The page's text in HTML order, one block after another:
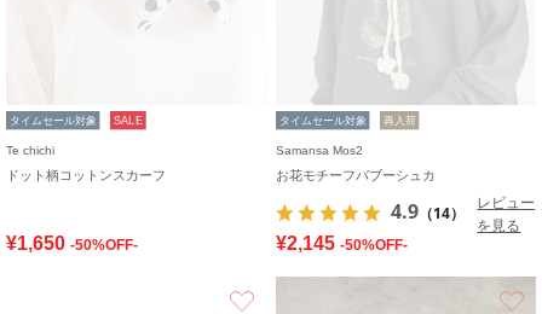
タイムセール対象 SALE
Te chichi
ドット柄コットンスカーフ
¥1,650 -50%OFF-
タイムセール対象 再入荷
Samansa Mos2
お花モチーフバブーシュカ
4.9 （14）
レビュー
を見る
¥2,145 -50%OFF-